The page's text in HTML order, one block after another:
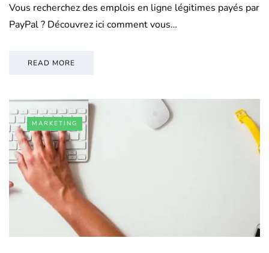
Vous recherchez des emplois en ligne légitimes payés par
PayPal ? Découvrez ici comment vous…
READ MORE
MARKETING